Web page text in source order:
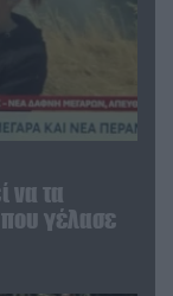
να τα
γέλασε